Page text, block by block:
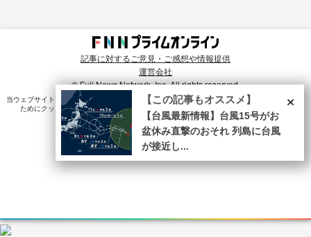
記事に対するご意見・ご感想や情報提供
運営会社
© Fuji News Network, Inc. All rights reserved.
当ウェブサイトでは、ユーザのニーズ・興味・関⼼に合致したコンテンツや広告配信を提供する
ためにクッキーを使⽤しています。詳細は、
プライバシーポリシー をご確認ください。×
【この記事もオススメ】
【台風最新情報】台風15号がお
盆休み直撃のおそれ 列島に台風
が接近し...